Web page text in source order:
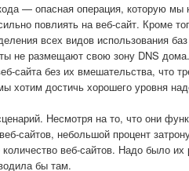
— опасная операция, которую мы
повлиять на веб-сайт. Кроме
всех видов использования
не размещают свою зону DNS
сайта без их вмешательства, что
хотим достичь хорошего уровня
Несмотря на то, что они
сайтов, небольшой процент
веб-сайтов. Надо было
бы там.